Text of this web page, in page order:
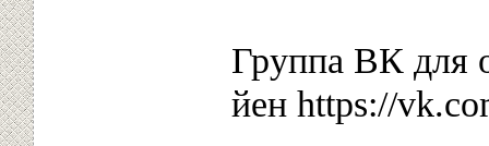
Группа ВК для
йен https://